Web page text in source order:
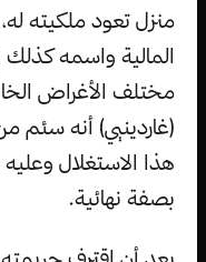
منزل تعود ملكيته له،
المالية واسمه
مختلف الأغراض
(غاردينيي) أنه سئم
هذا الاستغلال
بصفة نهائية.